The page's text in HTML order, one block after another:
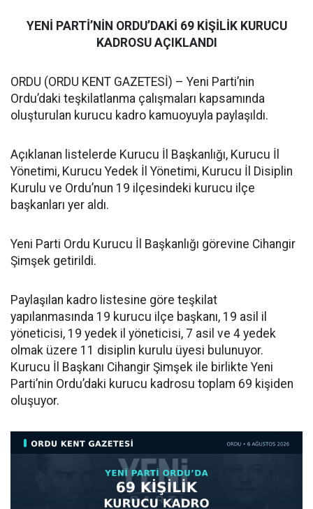
YENİ PARTİ’NİN ORDU’DAKİ 69 KİŞİLİK KURUCU
KADROSU AÇIKLANDI
ORDU (ORDU KENT GAZETESİ) – Yeni Parti’nin
Ordu’daki teşkilatlanma çalışmaları kapsamında
oluşturulan kurucu kadro kamuoyuyla paylaşıldı.
Açıklanan listelerde Kurucu İl Başkanlığı, Kurucu İl
Yönetimi, Kurucu Yedek İl Yönetimi, Kurucu İl Disiplin
Kurulu ve Ordu’nun 19 ilçesindeki kurucu ilçe
başkanları yer aldı.
Yeni Parti Ordu Kurucu İl Başkanlığı görevine Cihangir
Şimşek getirildi.
Paylaşılan kadro listesine göre teşkilat
yapılanmasında 19 kurucu ilçe başkanı, 19 asil il
yöneticisi, 19 yedek il yöneticisi, 7 asil ve 4 yedek
olmak üzere 11 disiplin kurulu üyesi bulunuyor.
Kurucu İl Başkanı Cihangir Şimşek ile birlikte Yeni
Parti’nin Ordu’daki kurucu kadrosu toplam 69 kişiden
oluşuyor.